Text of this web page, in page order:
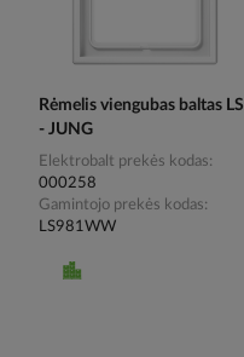
Rėmelis viengubas baltas LS
- JUNG
Elektrobalt prekės kodas
000258
Gamintojo prekės kodas
LS981WW